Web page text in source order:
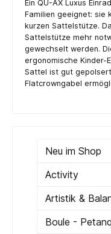
Ein QU-AX Luxus
Familien geeignet: sie
kurzen Sattelstütze.
Sattelstütze mehr
gewechselt werden.
ergonomische Kinder-
Sattel ist gut
Flatcrowngabel
Neu im Shop
Activity
Artistik &
Boule -